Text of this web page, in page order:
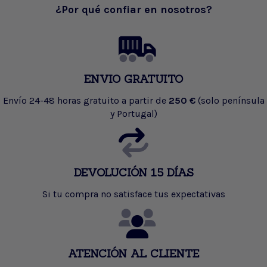
¿Por qué confiar en nosotros?
ENVIO GRATUITO
Envío 24-48 horas gratuito a partir de 250 € (solo península
y Portugal)
DEVOLUCIÓN 15 DÍAS
Si tu compra no satisface tus expectativas
ATENCIÓN AL CLIENTE